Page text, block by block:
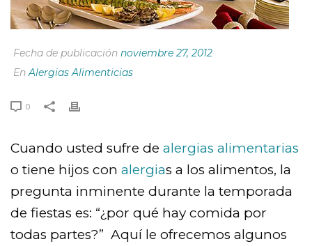
Fecha de publicación noviembre 27, 2012
EnAlergias Alimenticias
0
Cuando usted sufre de alergias alimentarias
o tiene hijos con alergias a los alimentos, la
pregunta inminente durante la temporada
de fiestas es: “¿por qué hay comida por
todas partes?” Aquí le ofrecemos algunos